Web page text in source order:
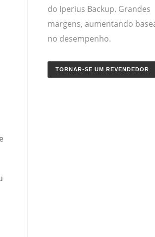
do Iperius Backup. Grandes
margens, aumentando
no desempenho.
TORNAR-SE UM REVENDEDOR